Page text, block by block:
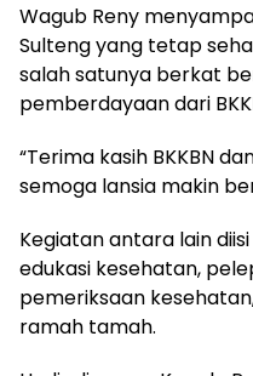
Wagub Reny
Sulteng yang tetap
salah satunya berkat
pemberdayaan dari
“Terima kasih BKKBN
semoga lansia makin
Kegiatan antara lain
edukasi kesehatan,
pemeriksaan
ramah tamah.